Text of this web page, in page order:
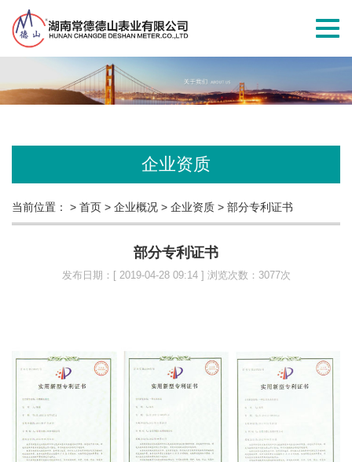
切
企业资质
当前位置： > 首页 > 企业概况 > 企业资质 > 部分专利证书
部分专利证书
发布日期：[ 2019-04-28 09:14 ] 浏览次数：3077次